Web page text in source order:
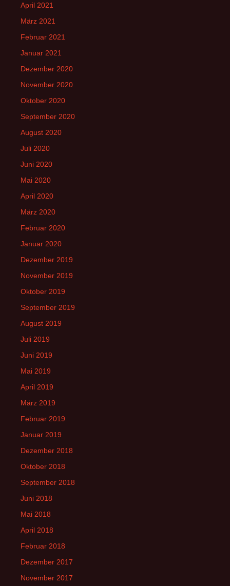
April 2021
März 2021
Februar 2021
Januar 2021
Dezember 2020
November 2020
Oktober 2020
September 2020
August 2020
Juli 2020
Juni 2020
Mai 2020
April 2020
März 2020
Februar 2020
Januar 2020
Dezember 2019
November 2019
Oktober 2019
September 2019
August 2019
Juli 2019
Juni 2019
Mai 2019
April 2019
März 2019
Februar 2019
Januar 2019
Dezember 2018
Oktober 2018
September 2018
Juni 2018
Mai 2018
April 2018
Februar 2018
Dezember 2017
November 2017